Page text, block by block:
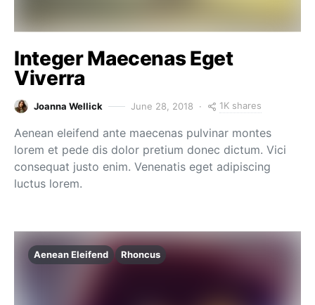
Integer Maecenas Eget
Viverra
Joanna Wellick June 28, 2018 1K shares
Aenean eleifend ante maecenas pulvinar montes
lorem et pede dis dolor pretium donec dictum. Vici
consequat justo enim. Venenatis eget adipiscing
luctus lorem.
Aenean Eleifend Rhoncus